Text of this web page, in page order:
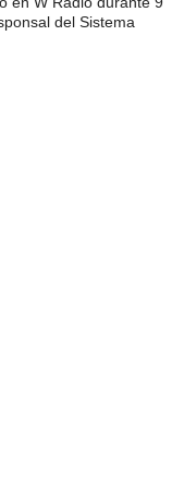
del Sistema